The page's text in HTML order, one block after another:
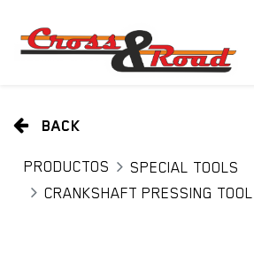
BACK
PRODUCTOS
SPECIAL TOOLS
CRANKSHAFT PRESSING TOOL